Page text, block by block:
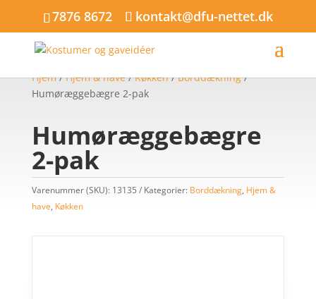
7876 8672 kontakt@dfu-nettet.dk
Hjem/Hjem & have/Køkken/Borddækning/
Humøræggebægre 2-pak
Humøræggebægre
2-pak
Varenummer (SKU): 13135 Kategorier: Borddækning, Hjem &
have, Køkken